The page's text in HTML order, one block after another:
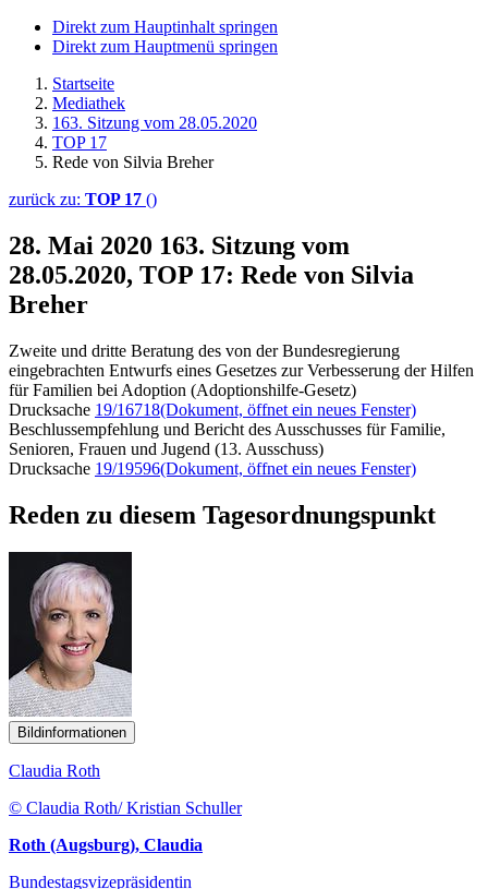
Direkt zum Hauptinhalt springen
Direkt zum Hauptmenü springen
Startseite
Mediathek
163. Sitzung vom 28.05.2020
TOP 17
Rede von Silvia Breher
zurück zu: TOP 17 ()
28. Mai 2020 163. Sitzung vom
28.05.2020, TOP 17: Rede von Silvia
Breher
Zweite und dritte Beratung des von der Bundesregierung
eingebrachten Entwurfs eines Gesetzes zur Verbesserung der Hilfen
für Familien bei Adoption (Adoptionshilfe-Gesetz)
Drucksache 19/16718(Dokument, öffnet ein neues Fenster)
Beschlussempfehlung und Bericht des Ausschusses für Familie,
Senioren, Frauen und Jugend (13. Ausschuss)
Drucksache 19/19596(Dokument, öffnet ein neues Fenster)
Reden zu diesem Tagesordnungspunkt
Bildinformationen
Claudia Roth
© Claudia Roth/ Kristian Schuller
Roth (Augsburg), Claudia
Bundestagsvizepräsidentin